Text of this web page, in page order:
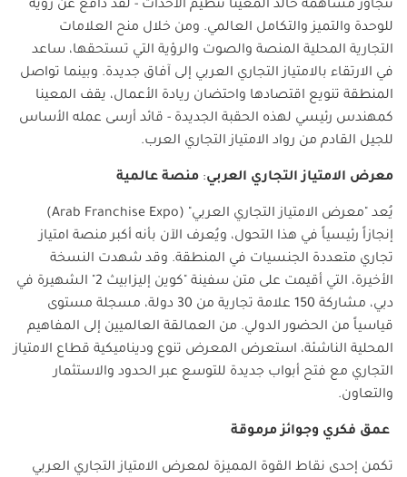
تتجاوز مساهمة خالد المعينا تنظيم الأحداث - لقد دافع عن رؤية
للوحدة والتميز والتكامل العالمي. ومن خلال منح العلامات
التجارية المحلية المنصة والصوت والرؤية التي تستحقها، ساعد
في الارتقاء بالامتياز التجاري العربي إلى آفاق جديدة. وبينما تواصل
المنطقة تنويع اقتصادها واحتضان ريادة الأعمال، يقف المعينا
كمهندس رئيسي لهذه الحقبة الجديدة - قائد أرسى عمله الأساس
للجيل القادم من رواد الامتياز التجاري العرب.
معرض الامتياز التجاري العربي: منصة عالمية
يُعد "معرض الامتياز التجاري العربي" (Arab Franchise Expo
)
إنجازاً رئيسياً في هذا التحول، ويُعرف الآن بأنه أكبر منصة امتياز
تجاري متعددة الجنسيات في المنطقة. وقد شهدت النسخة
الأخيرة، التي أقيمت على متن سفينة "كوين إليزابيث 2" الشهيرة في
دبي، مشاركة 150 علامة تجارية من 30 دولة، مسجلة مستوى
قياسياً من الحضور الدولي. من العمالقة العالميين إلى المفاهيم
المحلية الناشئة، استعرض المعرض تنوع وديناميكية قطاع الامتياز
التجاري مع فتح أبواب جديدة للتوسع عبر الحدود والاستثمار
والتعاون.
عمق فكري وجوائز مرموقة
تكمن إحدى نقاط القوة المميزة لمعرض الامتياز التجاري العربي